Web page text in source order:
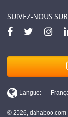
SUIVEZ-NOUS SUR
© 2026, dahaboo.com